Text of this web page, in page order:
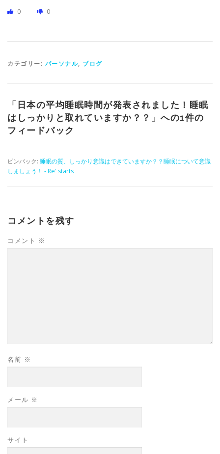
0
0
カテゴリー: パーソナル, ブログ
「 日本の平均睡眠時間が発表されました！睡眠
はしっかりと取れていますか？？ 」への1件の
フィードバック
ピンバック: 睡眠の質、しっかり意識はできていますか？？睡眠について意識
しましょう！ - Re' starts
コメントを残す
コメント ※
名前 ※
メール ※
サイト